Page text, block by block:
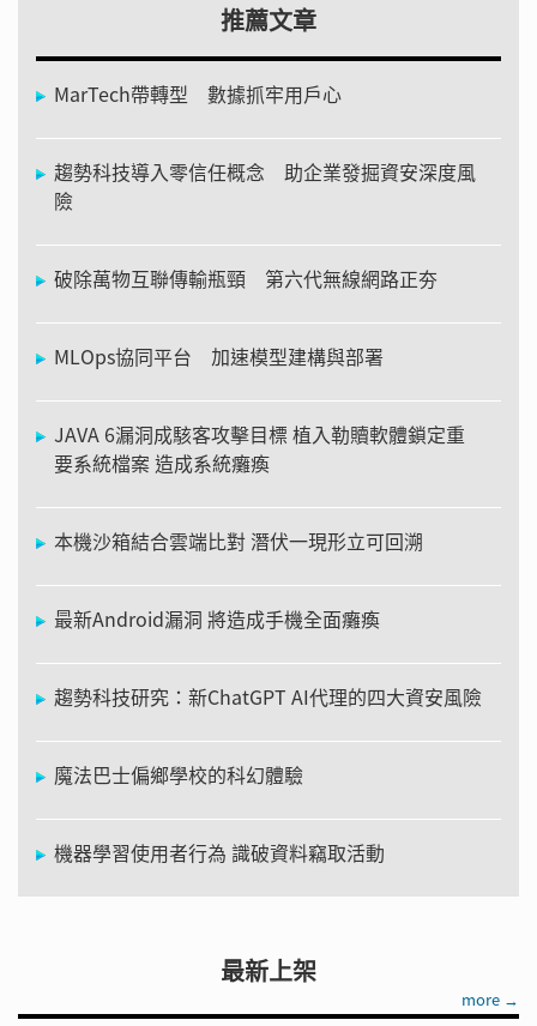
推薦文章
MarTech帶轉型 數據抓牢用戶心
趨勢科技導入零信任概念 助企業發掘資安深度風
險
破除萬物互聯傳輸瓶頸 第六代無線網路正夯
MLOps協同平台 加速模型建構與部署
JAVA 6漏洞成駭客攻擊目標 植入勒贖軟體鎖定重
要系統檔案 造成系統癱瘓
本機沙箱結合雲端比對 潛伏一現形立可回溯
最新Android漏洞 將造成手機全面癱瘓
趨勢科技研究：新ChatGPT AI代理的四大資安風險
魔法巴士偏鄉學校的科幻體驗
機器學習使用者行為 識破資料竊取活動
最新上架
more →